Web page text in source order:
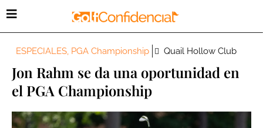
ESPECIALES, PGA Championship Quail Hollow Club
Jon Rahm se da una oportunidad en
el PGA Championship